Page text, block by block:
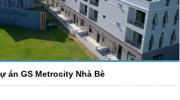
án GS Metrocity Nhà Bè